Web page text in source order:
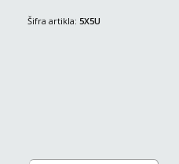
Šifra artikla: 5X5U